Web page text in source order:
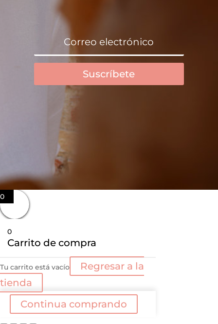
Suscríbete
0
0
Carrito de compra
Tu carrito está vacío
Regresar a la
tienda
Continua comprando